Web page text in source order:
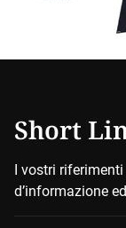
Short
I vostri
d’informazione